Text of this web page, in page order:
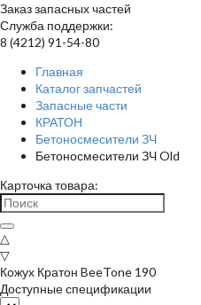
Заказ запасных частей
Служба поддержки:
8 (4212) 91-54-80
Главная
Каталог запчастей
Запасные части
КРАТОН
Бетоносмесители ЗЧ
Бетоносмесители ЗЧ Old
Карточка товара:
△
▽
Кожух Кратон BeeTone 190
Доступные спецификации